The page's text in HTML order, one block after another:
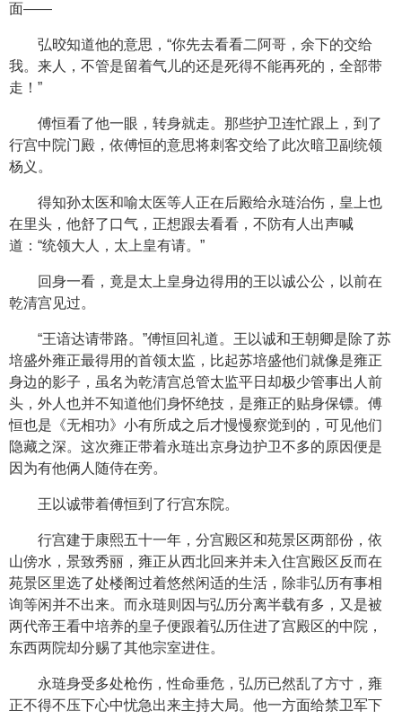
面——
弘晈知道他的意思，“你先去看看二阿哥，余下的交给
我。来人，不管是留着气儿的还是死得不能再死的，全部带
走！”
傅恒看了他一眼，转身就走。那些护卫连忙跟上，到了
行宫中院门殿，依傅恒的意思将刺客交给了此次暗卫副统领
杨义。
得知孙太医和喻太医等人正在后殿给永琏治伤，皇上也
在里头，他舒了口气，正想跟去看看，不防有人出声喊
道：“统领大人，太上皇有请。”
回身一看，竟是太上皇身边得用的王以诚公公，以前在
乾清宫见过。
“王谙达请带路。”傅恒回礼道。王以诚和王朝卿是除了苏
培盛外雍正最得用的首领太监，比起苏培盛他们就像是雍正
身边的影子，虽名为乾清宫总管太监平日却极少管事出人前
头，外人也并不知道他们身怀绝技，是雍正的贴身保镖。傅
恒也是《无相功》小有所成之后才慢慢察觉到的，可见他们
隐藏之深。这次雍正带着永琏出京身边护卫不多的原因便是
因为有他俩人随侍在旁。
王以诚带着傅恒到了行宫东院。
行宫建于康熙五十一年，分宫殿区和苑景区两部份，依
山傍水，景致秀丽，雍正从西北回来并未入住宫殿区反而在
苑景区里选了处楼阁过着悠然闲适的生活，除非弘历有事相
询等闲并不出来。而永琏则因与弘历分离半载有多，又是被
两代帝王看中培养的皇子便跟着弘历住进了宫殿区的中院，
东西两院却分赐了其他宗室进住。
永琏身受多处枪伤，性命垂危，弘历已然乱了方寸，雍
正不得不压下心中忧急出来主持大局。他一方面给禁卫军下